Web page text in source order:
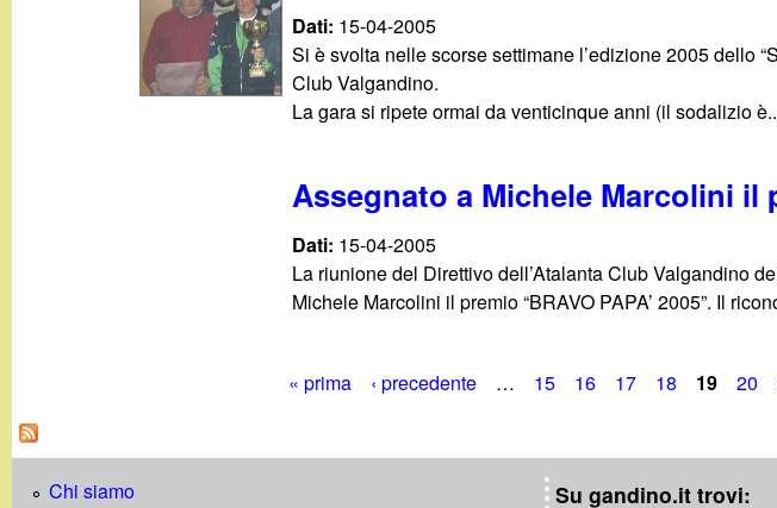
Dati: 15-04-2005
Si è svolta nelle scorse settimane l’edizione 2005 dello
Club Valgandino.
La gara si ripete ormai da venticinque anni (il sodalizio
Assegnato a Michele Marcolini il
Dati: 15-04-2005
La riunione del Direttivo dell’Atalanta Club Valgandino
Michele Marcolini il premio “BRAVO PAPA’ 2005”. Il
P
a
« prima ‹ precedente … 15 16 17 18 19 20
Chi siamo
Su gandino.it trovi: